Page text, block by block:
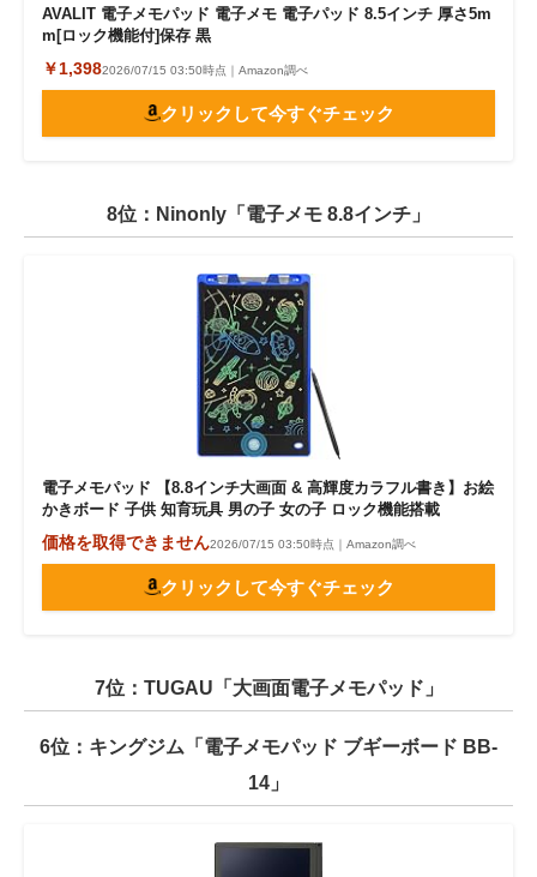
AVALIT 電子メモパッド 電子メモ 電子パッド 8.5インチ 厚さ5m
m[ロック機能付]保存 黒
￥1,3982026/07/15 03:50時点｜Amazon調べ
クリックして今すぐチェック
8位：Ninonly「電子メモ 8.8インチ」
電子メモパッド 【8.8インチ大画面 & 高輝度カラフル書き】お絵
かきボード 子供 知育玩具 男の子 女の子 ロック機能搭載
価格を取得できません2026/07/15 03:50時点｜Amazon調べ
クリックして今すぐチェック
7位：TUGAU「大画面電子メモパッド」
6位：キングジム「電子メモパッド ブギーボード BB-
14」